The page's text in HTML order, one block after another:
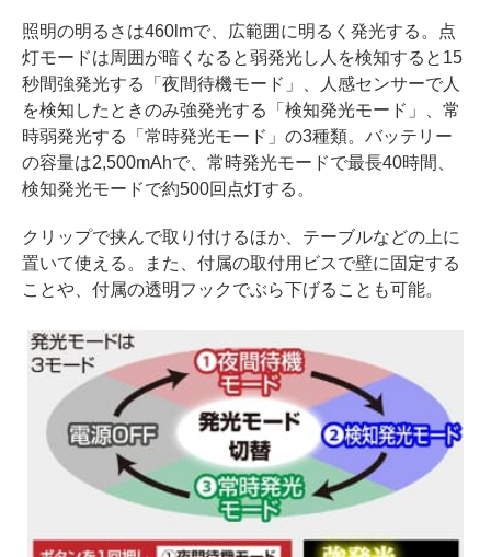
照明の明るさは460lmで、広範囲に明るく発光する。点
灯モードは周囲が暗くなると弱発光し人を検知すると15
秒間強発光する「夜間待機モード」、人感センサーで人
を検知したときのみ強発光する「検知発光モード」、常
時弱発光する「常時発光モード」の3種類。バッテリー
の容量は2,500mAhで、常時発光モードで最長40時間、
検知発光モードで約500回点灯する。
クリップで挟んで取り付けるほか、テーブルなどの上に
置いて使える。また、付属の取付用ビスで壁に固定する
ことや、付属の透明フックでぶら下げることも可能。